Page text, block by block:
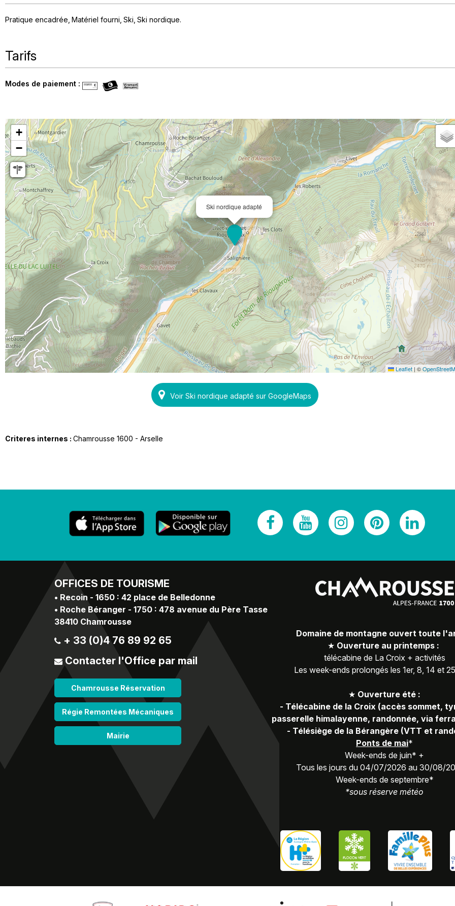
Pratique encadrée Matériel fourni Ski Ski nordique
Tarifs
Modes de paiement :
Ski nordique adapté
+
−
Leaflet | ©
Voir Ski nordique adapté sur GoogleMaps
Criteres internes : Chamrousse 1600 - Arselle
OFFICES DE TOURISME
• Recoin - 1650 : 42 place de Belledonne
• Roche Béranger - 1750 : 478 avenue du Père Tasse
38410 Chamrousse
+ 33 (0)4 76 89 92 65
Contacter l'Office par mail
Chamrousse Réservation
Régie Remontées Mécaniques
Mairie
Domaine de montagne ouvert toute
★ Ouverture au printemps :
télécabine de La Croix + activités
Les week-ends prolongés les 1er, 8, 14 et
★ Ouverture été :
- Télécabine de la Croix (accès sommet,
passerelle himalayenne, randonnée, via
- Télésiège de la Bérangère (VTT et
Ponts de mai*
Week-ends de juin* +
Tous les jours du 04/07/2026 au 30/08/
Week-ends de septembre*
*sous réserve météo